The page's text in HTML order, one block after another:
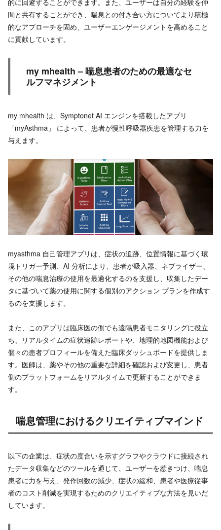
間と共有することができ、喘息との付き合い方についてより積極
的なアプローチを固め、ユーザーエンゲージメントを高めること
に貢献しています。
my mhealth – 喘息患者のための最適なセ
ルフマネジメント
my mhealth は、Symptonet AI エンジンを搭載したアプリ
「myAsthma」 によって、患者が慢性呼吸器疾患を管理する力を
与えます。
myasthma 自己管理アプリは、症状の追跡、位置情報に基づく環
境トリガー予測、AI 分析により、患者が吸入器、ネブライザー、
その他の喘息治療の使用を最適化するのを支援し、収集したデー
タに基づいて薬の使用に関する個別のアクション プランを作成す
るのを支援します。
また、このアプリは臨床医の側でも遠隔患者モニタリングに役立
ち、リアルタイムの症状追跡レポートや、地理的地図機能および
個々の患者プロフィールを備えた臨床ダッシュボードを提供しま
す。医師は、薬やその他の重要な詳細を確認および変更し、患者
側のプラットフォームをリアルタイムで更新することができま
す。
喘息管理におけるクリエイティブマインド
以下の企業は、症状の度合いを示すグラフやクラウドに接続され
たデータ収集などのツールを通じて、ユーザーを惹きつけ、喘息
患者に力を与え、発作回数の減少、症状の緩和、患者や医療従事
者のコスト削減を実現するためのクリエイティブな方法を見いだ
しています。